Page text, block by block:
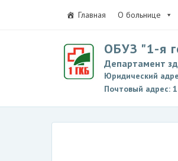
Главная О больнице
ОБУЗ "1-я
Департамент
Юридический
Почтовый адрес: